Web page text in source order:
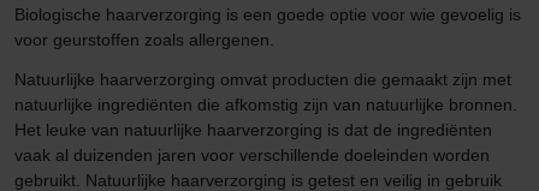
Biologische haarverzorging is een goede optie voor wie gevoelig is
voor geurstoffen zoals allergenen.
Natuurlijke haarverzorging omvat producten die gemaakt zijn met
natuurlijke ingrediënten die afkomstig zijn van natuurlijke bronnen.
Het leuke van natuurlijke haarverzorging is dat de ingrediënten
vaak al duizenden jaren voor verschillende doeleinden worden
gebruikt. Natuurlijke haarverzorging is getest en veilig in gebruik